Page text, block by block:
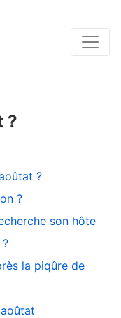
?
?
?
son hôte
la piqûre de